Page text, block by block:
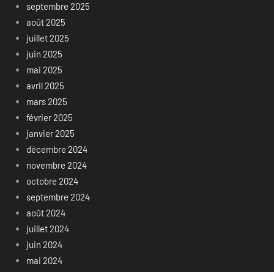
septembre 2025
août 2025
juillet 2025
juin 2025
mai 2025
avril 2025
mars 2025
février 2025
janvier 2025
décembre 2024
novembre 2024
octobre 2024
septembre 2024
août 2024
juillet 2024
juin 2024
mai 2024